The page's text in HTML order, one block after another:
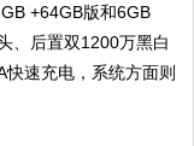
+64GB版和6GB
、后置双1200万黑白
速充电，系统方面则